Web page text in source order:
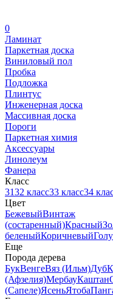
0
Ламинат
Паркетная доска
Виниловый пол
Пробка
Подложка
Плинтус
Инженерная доска
Массивная доска
Пороги
Паркетная химия
Аксессуары
Линолеум
Фанера
Класс
3132 класс33 класс34
Цвет
БежевыйВинтаж
(состаренный)Красный
беленыйКоричневый
Еще
Порода дерева
БукВенгеВяз (Ильм)Дуб
(Афзелия)МербауКаштан
(Сапеле)ЯсеньЯтоба